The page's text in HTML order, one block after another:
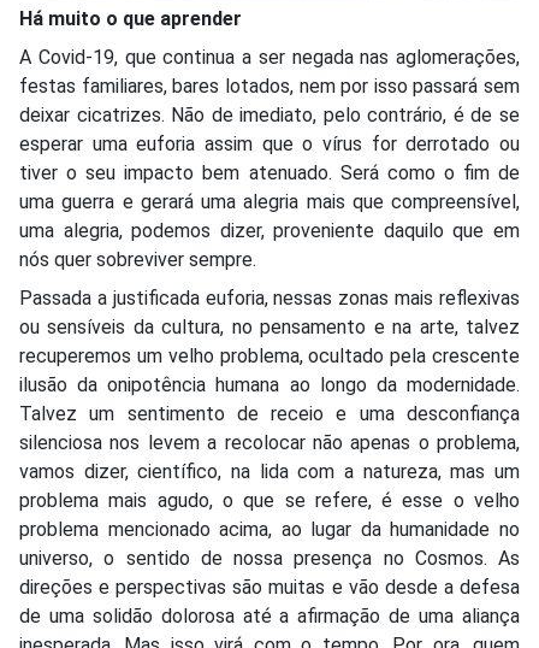
Há muito o que aprender
A Covid-19, que continua a ser negada nas aglomerações,
festas familiares, bares lotados, nem por isso passará sem
deixar cicatrizes. Não de imediato, pelo contrário, é de se
esperar uma euforia assim que o vírus for derrotado ou
tiver o seu impacto bem atenuado. Será como o fim de
uma guerra e gerará uma alegria mais que compreensível,
uma alegria, podemos dizer, proveniente daquilo que em
nós quer sobreviver sempre.
Passada a justificada euforia, nessas zonas mais reflexivas
ou sensíveis da cultura, no pensamento e na arte, talvez
recuperemos um velho problema, ocultado pela crescente
ilusão da onipotência humana ao longo da modernidade.
Talvez um sentimento de receio e uma desconfiança
silenciosa nos levem a recolocar não apenas o problema,
vamos dizer, científico, na lida com a natureza, mas um
problema mais agudo, o que se refere, é esse o velho
problema mencionado acima, ao lugar da humanidade no
universo, o sentido de nossa presença no Cosmos. As
direções e perspectivas são muitas e vão desde a defesa
de uma solidão dolorosa até a afirmação de uma aliança